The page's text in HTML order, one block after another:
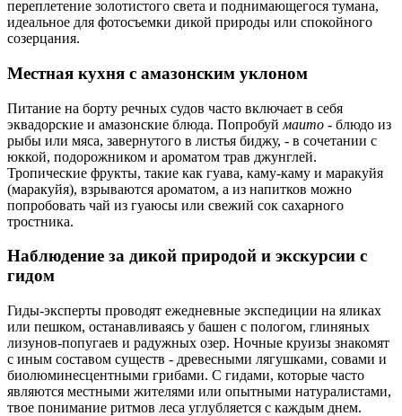
переплетение золотистого света и поднимающегося тумана,
идеальное для фотосъемки дикой природы или спокойного
созерцания.
Местная кухня с амазонским уклоном
Питание на борту речных судов часто включает в себя
эквадорские и амазонские блюда. Попробуй маито - блюдо из
рыбы или мяса, завернутого в листья биджу, - в сочетании с
юккой, подорожником и ароматом трав джунглей.
Тропические фрукты, такие как гуава, каму-каму и маракуйя
(маракуйя), взрываются ароматом, а из напитков можно
попробовать чай из гуаюсы или свежий сок сахарного
тростника.
Наблюдение за дикой природой и экскурсии с
гидом
Гиды-эксперты проводят ежедневные экспедиции на яликах
или пешком, останавливаясь у башен с пологом, глиняных
лизунов-попугаев и радужных озер. Ночные круизы знакомят
с иным составом существ - древесными лягушками, совами и
биолюминесцентными грибами. С гидами, которые часто
являются местными жителями или опытными натуралистами,
твое понимание ритмов леса углубляется с каждым днем.